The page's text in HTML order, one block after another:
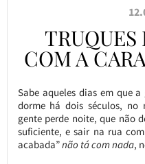
TRUQUES
COM A
Sabe aqueles dias em que
dorme há dois séculos, no
gente perde noite, que não
suficiente, e sair na rua
acabada”não tá com nada,